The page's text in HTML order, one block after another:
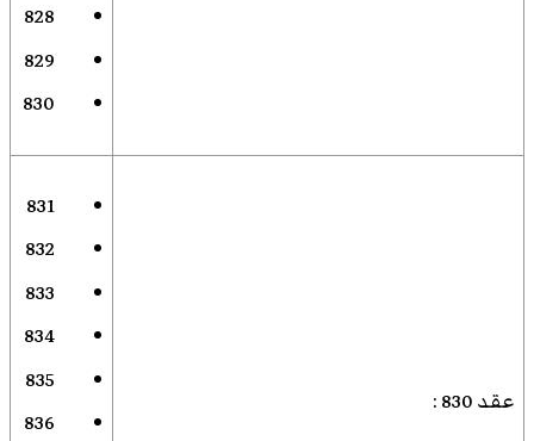
828
829
830
عقد 830 :
831
832
833
834
835
836